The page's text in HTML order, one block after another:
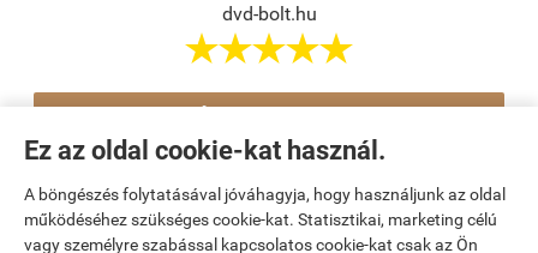
Ez az oldal cookie-kat használ.
A böngészés folytatásával jóváhagyja, hogy használjunk az oldal
működéséhez szükséges cookie-kat. Statisztikai, marketing célú
vagy személyre szabással kapcsolatos cookie-kat csak az Ön
dvd-bolt.hu

Navigáció